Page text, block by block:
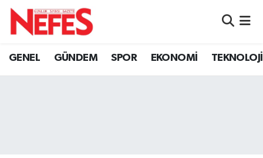
GENEL GÜNDEM SPOR EKONOMİ TEKNOLOJİ
Hava Durumu